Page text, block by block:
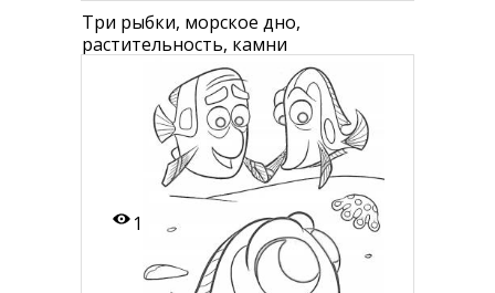
Три рыбки, морское дно,
растительность, камни
1